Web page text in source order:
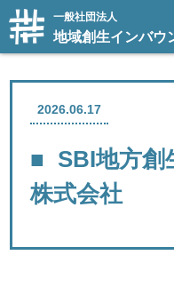
一般社団法人
地域創生インバウ
2026.06.17
SBI地方
株式会社